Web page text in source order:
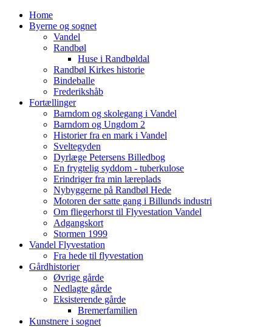
Home
Byerne og sognet
Vandel
Randbøl
Huse i Randbøldal
Randbøl Kirkes historie
Bindeballe
Frederikshåb
Fortællinger
Barndom og skolegang i Vandel
Barndom og Ungdom 2
Historier fra en mark i Vandel
Sveltegyden
Dyrlæge Petersens Billedbog
En frygtelig syddom - tuberkulose
Erindriger fra min læreplads
Nybyggerne på Randbøl Hede
Motoren der satte gang i Billunds industri
Om fliegerhorst til Flyvestation Vandel
Adgangskort
Stormen 1999
Vandel Flyvestation
Fra hede til flyvestation
Gårdhistorier
Øvrige gårde
Nedlagte gårde
Eksisterende gårde
Bremerfamilien
Kunstnere i sognet